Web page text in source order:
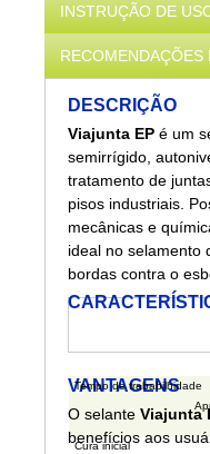
INSTRUÇÃO DE
RECOMENDAÇÕES
DESCRIÇÃO
Viajunta EP é um
semirrígido,
tratamento de
pisos industriais.
mecânicas e
ideal no selamento
bordas contra o
Tempo de trababilhidade
Cura inicial
VANTAGENS
O selanteViajunta
benefícios aos